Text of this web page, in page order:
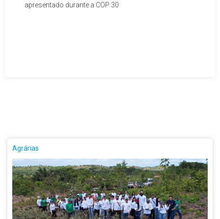
apresentado durante a COP 30
Agrárias